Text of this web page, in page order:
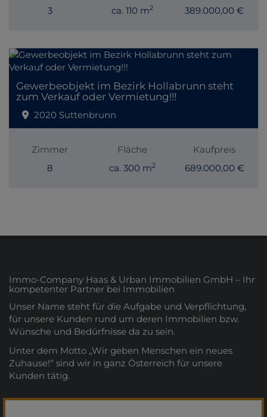
3
ca. 110 m2
389.000,00 €
Gewerbeobjekt im Bezirk Hollabrunn steht
zum Verkauf oder Vermietung!!!
2020 Suttenbrunn
Zimmer
8
Fläche
ca. 300 m2
Kaufpreis
689.000,00 €
Immo-Company Haas & Urban Immobilien GmbH – Ihr
kompetenter Partner bei Immobilien
Unser Name steht für die Aufgabe und Verpflichtung,
für unsere Kunden rund um deren Immobilien bzw.
Wünsche und Bedürfnisse da zu sein.
Unter dem Motto „Wir geben Menschen ein neues
Zuhause!“ sind wir in ganz Österreich für unsere
Kunden tätig.